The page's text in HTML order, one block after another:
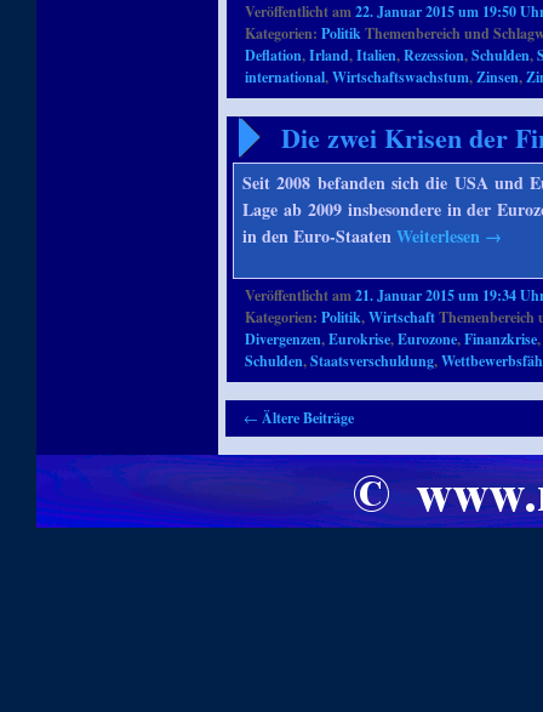
Veröffentlicht am22. Januar 2015 um 19:50
Kategorien:PolitikThemenbereich und
Deflation,Irland,Italien,Rezession,Schulden,
international,Wirtschaftswachstum,Zinsen,
Die zwei Krisen der
Seit 2008 befanden sich die USA und
Lage ab 2009 insbesondere in der
in den Euro-StaatenWeiterlesen →
Veröffentlicht am21. Januar 2015 um 19:34
Kategorien:Politik,Wirtschaft
Divergenzen,Eurokrise,Eurozone,Finanzkrise
Schulden,Staatsverschuldung,
Artikelnavigation
← Ältere Beiträge